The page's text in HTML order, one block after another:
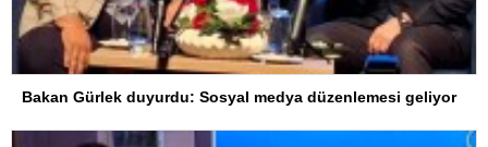
Bakan Gürlek duyurdu: Sosyal medya düzenlemesi geliyor